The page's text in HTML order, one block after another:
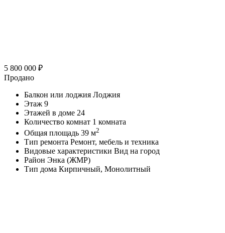
5 800 000 ₽
Продано
Балкон или лоджия Лоджия
Этаж 9
Этажей в доме 24
Количество комнат 1 комната
Общая площадь 39 м2
Тип ремонта Ремонт, мебель и техника
Видовые характеристики Вид на город
Район Энка (ЖМР)
Тип дома Кирпичный, Монолитный